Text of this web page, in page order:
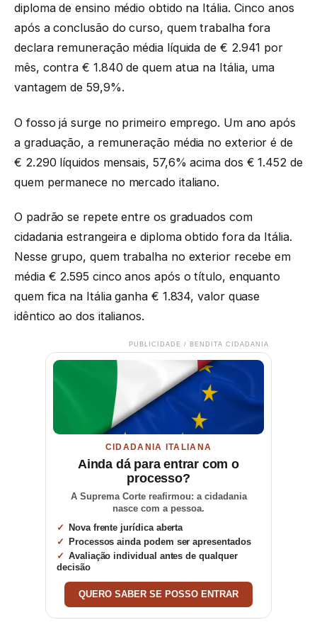
diploma de ensino médio obtido na Itália. Cinco anos
após a conclusão do curso, quem trabalha fora
declara remuneração média líquida de € 2.941 por
mês, contra € 1.840 de quem atua na Itália, uma
vantagem de 59,9%.
O fosso já surge no primeiro emprego. Um ano após
a graduação, a remuneração média no exterior é de
€ 2.290 líquidos mensais, 57,6% acima dos € 1.452 de
quem permanece no mercado italiano.
O padrão se repete entre os graduados com
cidadania estrangeira e diploma obtido fora da Itália.
Nesse grupo, quem trabalha no exterior recebe em
média € 2.595 cinco anos após o título, enquanto
quem fica na Itália ganha € 1.834, valor quase
idêntico ao dos italianos.
PUBLICIDADE / BENDITA CIDADANIA
CIDADANIA ITALIANA
Ainda dá para entrar com o
processo?
A Suprema Corte reafirmou: a cidadania
nasce com a pessoa.
Nova frente jurídica aberta
Processos ainda podem ser apresentados
Avaliação individual antes de qualquer
decisão
QUERO SABER SE POSSO ENTRAR